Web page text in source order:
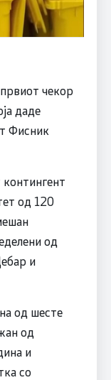
чекор
даде
Фисник
од 120
од
и
од шесте
од
и
со